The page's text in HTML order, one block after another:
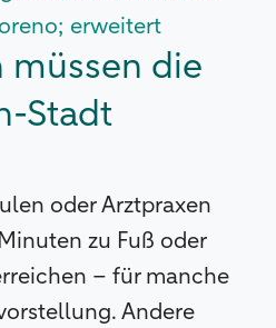
erweitert
müssen die
Stadt
oder Arztpraxen
zu Fuß oder
– für manche
Andere